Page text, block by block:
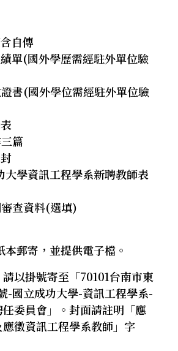
自傳
單(國外學歷需經駐外單位驗
書(國外學位需經駐外單位驗
篇
大學資訊工程學系新聘教師表
查資料(選填)
本郵寄，並提供電子檔。
以掛號寄至「70101台南市東
-國立成功大學-資訊工程學系-
委員會」。封面請註明「應
徵資訊工程學系教師」字